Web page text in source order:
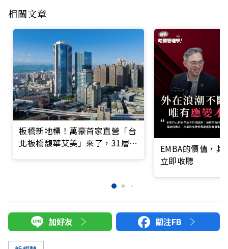
相關文章
板橋新地標！萬豪首家直營「台
北板橋馥華艾美」來了，31層高
EMBA的價值，
立即收聽
加好友 關注FB